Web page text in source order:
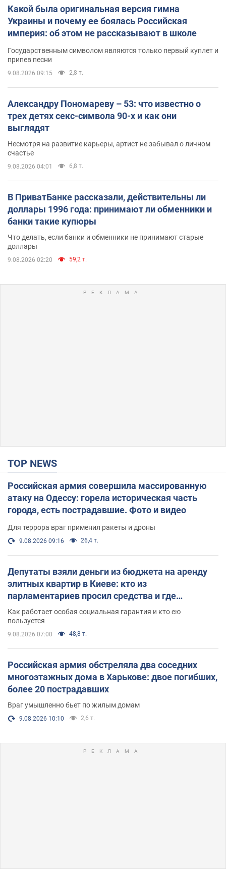
Какой была оригинальная версия гимна
Украины и почему ее боялась Российская
империя: об этом не рассказывают в школе
Государственным символом являются только первый куплет и
припев песни
9.08.2026 09:15 2,8 т.
Александру Пономареву – 53: что известно о
трех детях секс-символа 90-х и как они
выглядят
Несмотря на развитие карьеры, артист не забывал о личном
счастье
9.08.2026 04:01 6,8 т.
В ПриватБанке рассказали, действительны ли
доллары 1996 года: принимают ли обменники и
банки такие купюры
Что делать, если банки и обменники не принимают старые
доллары
9.08.2026 02:20 59,2 т.
TOP NEWS
Российская армия совершила массированную
атаку на Одессу: горела историческая часть
города, есть пострадавшие. Фото и видео
Для террора враг применил ракеты и дроны
9.08.2026 09:16 26,4 т.
Депутаты взяли деньги из бюджета на аренду
элитных квартир в Киеве: кто из
парламентариев просил средства и где
поселился
Как работает особая социальная гарантия и кто ею
пользуется
9.08.2026 07:00 48,8 т.
Российская армия обстреляла два соседних
многоэтажных дома в Харькове: двое погибших,
более 20 пострадавших
Враг умышленно бьет по жилым домам
9.08.2026 10:10 2,6 т.